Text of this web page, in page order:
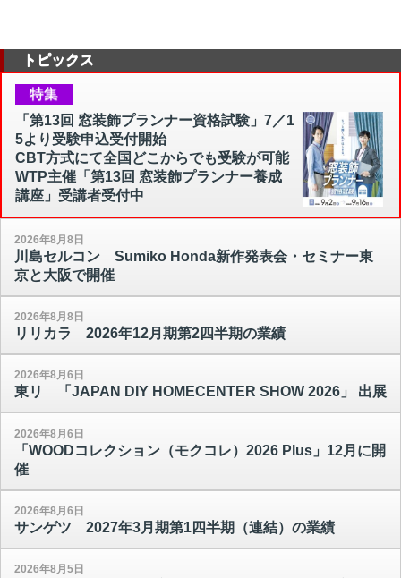
トピックス
特集
「第13回 窓装飾プランナー資格試験」7／1
5より受験申込受付開始
CBT方式にて全国どこからでも受験が可能
WTP主催「第13回 窓装飾プランナー養成
講座」受講者受付中
2026年8月8日
川島セルコン Sumiko Honda新作発表会・セミナー東
京と大阪で開催
2026年8月8日
リリカラ 2026年12月期第2四半期の業績
2026年8月6日
東リ 「JAPAN DIY HOMECENTER SHOW 2026」 出展
2026年8月6日
「WOODコレクション（モクコレ）2026 Plus」12月に開
催
2026年8月6日
サンゲツ 2027年3月期第1四半期（連結）の業績
2026年8月5日